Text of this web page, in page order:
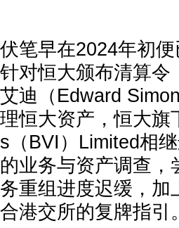
伏笔早在2024年初
针对恒大颁布清算令
艾迪（Edward
理恒大资产，恒大旗
s（BVI）Limited相
的业务与资产调查，
务重组进度迟缓，加
合港交所的复牌指引。